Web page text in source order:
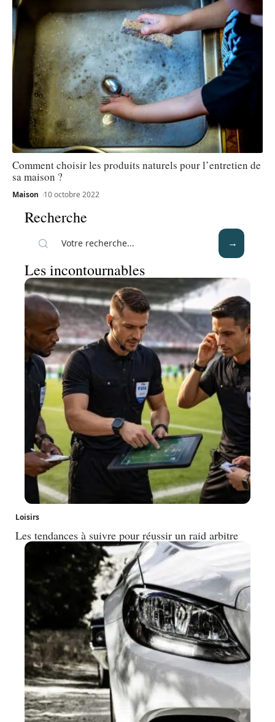
Comment choisir les produits naturels pour l’entretien de
sa maison ?
Maison 10 octobre 2022
Recherche
Les incontournables
Loisirs
Les tendances à suivre pour réussir un raid arbitre